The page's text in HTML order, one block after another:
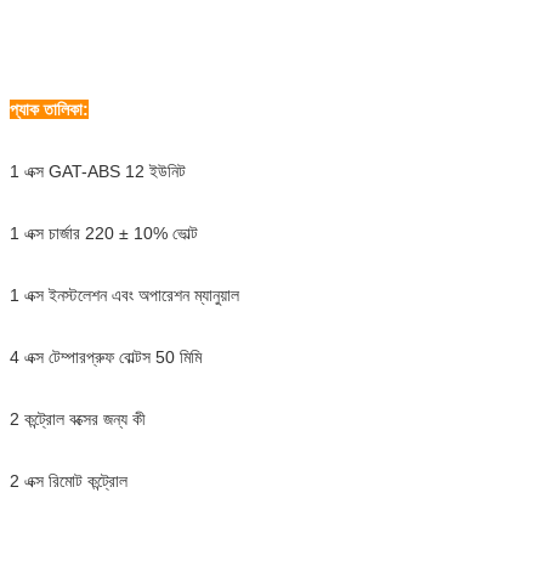
প্যাক তালিকা:
1 এক্স GAT-ABS 12 ইউনিট
1 এক্স চার্জার 220 ± 10% ভোল্ট
1 এক্স ইনস্টলেশন এবং অপারেশন ম্যানুয়াল
4 এক্স টেম্পারপ্রুফ বোল্টস 50 মিমি
2 কন্ট্রোল বক্সের জন্য কী
2 এক্স রিমোট কন্ট্রোল